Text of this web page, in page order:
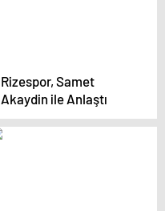
Rizespor, Samet
Akaydin ile Anlaştı